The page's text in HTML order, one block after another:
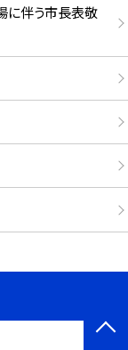
に伴う市長表敬